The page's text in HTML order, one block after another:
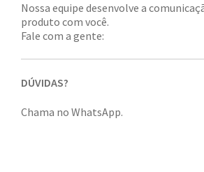
Nossa equipe desenvolve a
produto com você.
Fale com a gente:
DÚVIDAS?
Chama no WhatsApp.